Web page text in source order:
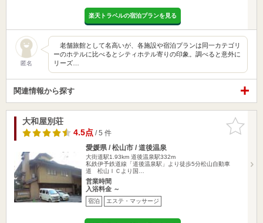
楽天トラベルの宿泊プランを見る
匿名
老舗旅館として名高いが、各施設や宿泊プランは同一カテゴリ
ーのホテルに比べるとシティホテル寄りの印象。調べると意外に
リーズ…
関連情報から探す
お気に入
りに追加
大和屋別荘
4.5点/ 5 件
愛媛県 / 松山市 / 道後温泉
大街道駅1.93km 道後温泉駅332m
私鉄伊予鉄道線「道後温泉駅」より徒歩5分松山自動車
道 松山ＩＣより国…
営業時間
入浴料金 ～
宿泊 エステ・マッサージ